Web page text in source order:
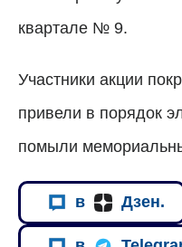
квартале № 9.
Участники акции
привели в порядок
помыли
в Дзен.